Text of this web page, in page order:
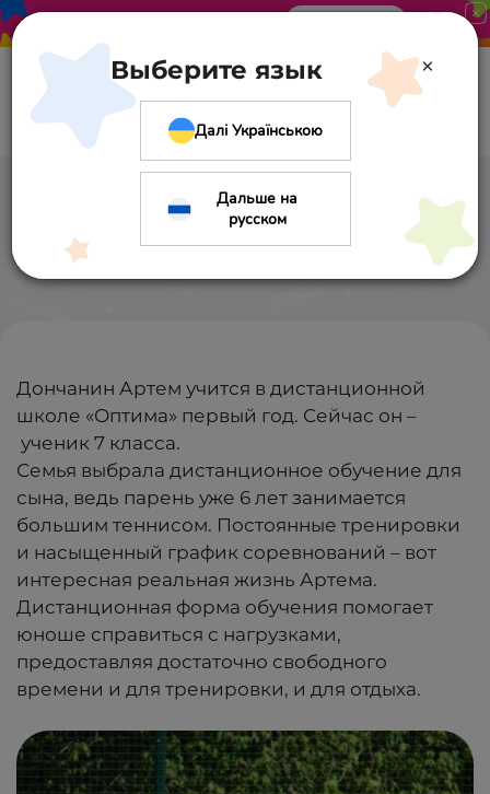
Артем Заикин
Дончанин Артем учится в дистанционной
школе «Оптима» первый год. Сейчас он –
ученик 7 класса.
Семья выбрала дистанционное обучение для
сына, ведь парень уже 6 лет занимается
большим теннисом. Постоянные тренировки
и насыщенный график соревнований – вот
интересная реальная жизнь Артема.
Дистанционная форма обучения помогает
юноше справиться с нагрузками,
предоставляя достаточно свободного
времени и для тренировки, и для отдыха.
×
Выберите язык
Далі Українською
Дальше на
русском